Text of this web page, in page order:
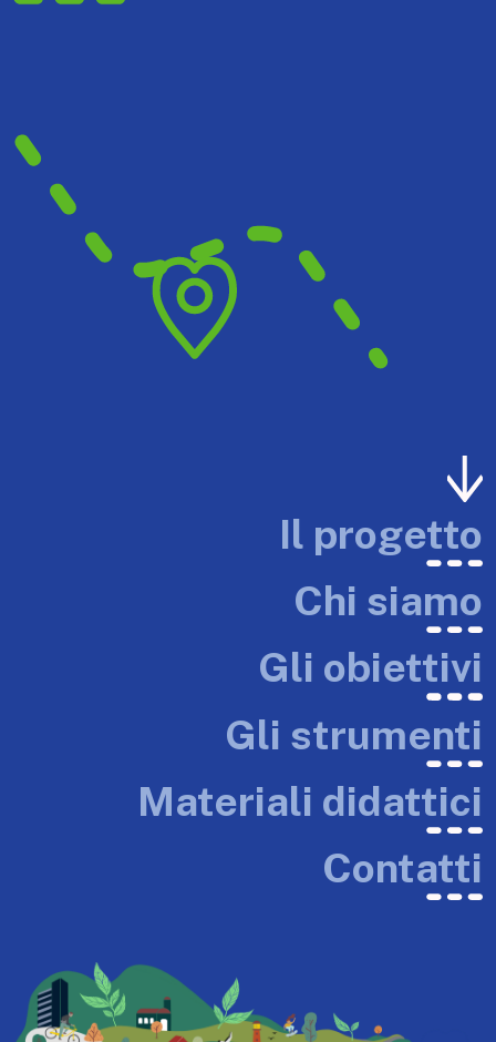
Il progetto
Chi siamo
Gli obiettivi
Gli strumenti
Materiali didattici
Contatti